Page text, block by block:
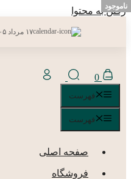
رفتن به محتوا
۱۷ مرداد ۱۴۰۵
0
فهرست
فهرست
صفحه اصلی
فروشگاه
ناموجود